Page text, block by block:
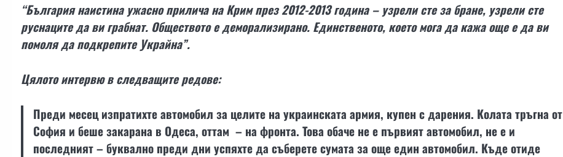
“България наистина ужасно прилича на Крим през 2012-2013 година – узрели сте за бране, узрели сте
руснаците да ви грабнат. Обществото е деморализирано. Единственото, което мога да кажа още е да ви
помоля да подкрепите Украйна”.
Цялото интервю в следващите редове:
Преди месец изпратихте автомобил за целите на украинската армия, купен с дарения. Колата тръгна от
София и беше закарана в Одеса, оттам – на фронта. Това обаче не е първият автомобил, не е и
последният – буквално преди дни успяхте да съберете сумата за още един автомобил. Къде отиде